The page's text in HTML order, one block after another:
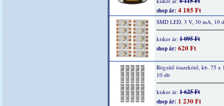
shop ár: 4 185 Ft
SMD LED, 3 V, 30 mA, 10
kisker ár: 1 095 Ft
shop ár: 620 Ft
Rögzítő összekötő, kb. 75 x
10 db
kisker ár: 1 625 Ft
shop ár: 1 230 Ft